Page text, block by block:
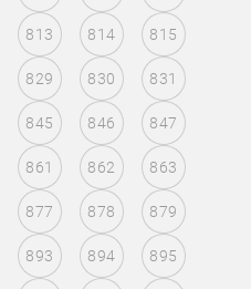
813 814 815
829 830 831
845 846 847
861 862 863
877 878 879
893 894 895